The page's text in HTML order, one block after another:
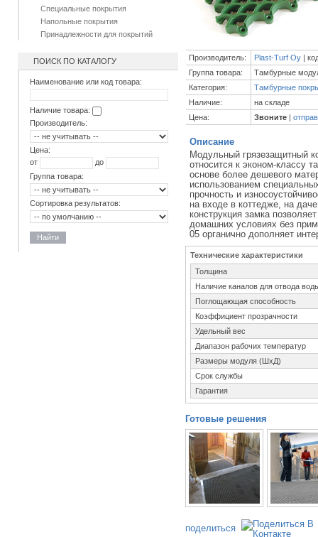
Специальные покрытия
Напольные покрытия
Принадлежности для покрытий
ПОИСК ПО КАТАЛОГУ
Наименование или код товара:
Наличие товара:
Производитель:
Цена:
от
до
Группа товара:
Сортировка результатов:
Найти
Производитель: Plast-Turf Oy |
Группа товара:
Тамбурные
Категория:
Тамбурные
Наличие:
на складе
Цена:
Звоните |
Описание
Модульный грязезащитный
относится к эконом-классу
основе более дешевого
использованием
прочность и
на входе в коттедже, на
конструкция замка
домашних условиях без
05 органично дополняет
Технические характеристики
Толщина
Наличие каналов для отвода
Поглощающая способность
Коэффициент прозрачности
Удельный вес
Диапазон рабочих температур
Размеры модуля (ШxД)
Срок службы
Гарантия
Готовые решения
поделиться